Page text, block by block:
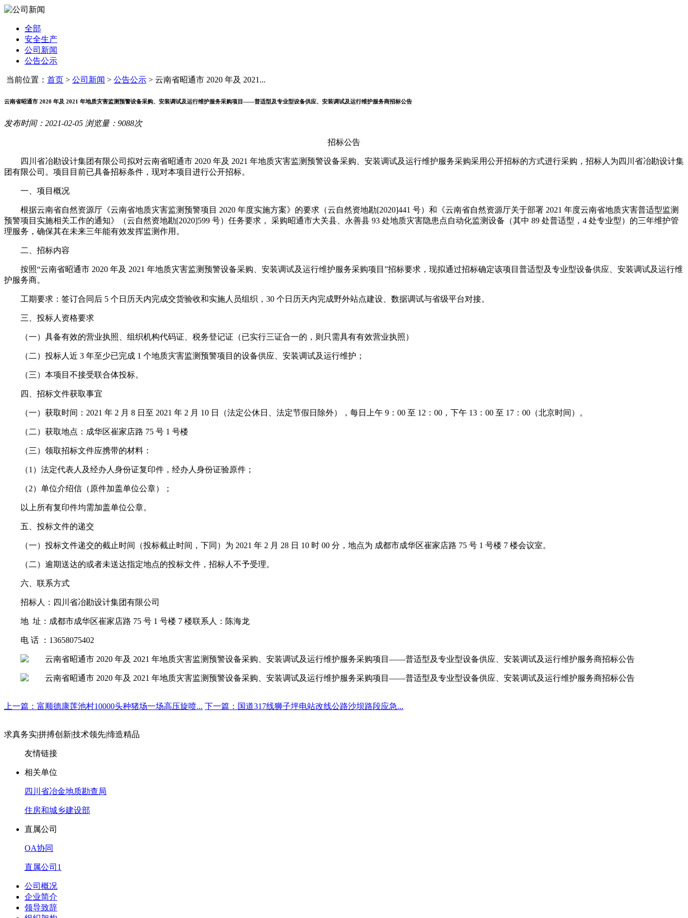
全部
安全生产
公司新闻
公告公示
当前位置： 首页 > 公司新闻 > 公告公示 > 云南省昭通市 2020 年及 2021...
云南省昭通市 2020 年及 2021 年地质灾害监测预警设备采购、安装调试及运行维护服务采购项目——普适型及专业型设备供应、安装调试及运行维护服务商招标公告
发布时间：2021-02-05 浏览量：9088次
招标公告
四川省冶勘设计集团有限公司拟对云南省昭通市 2020 年及 2021 年地质灾害监测预警设备采购、安装调试及运行维护服务采购采用公开招标的方式进行采购，招标人为四川省冶勘设计集
团有限公司。项目目前已具备招标条件，现对本项目进行公开招标。
一、项目概况
根据云南省自然资源厅《云南省地质灾害监测预警项目 2020 年度实施方案》的要求（云自然资地勘[2020]441 号）和《云南省自然资源厅关于部署 2021 年度云南省地质灾害普适型监测
预警项目实施相关工作的通知》（云自然资地勘[2020]599 号）任务要求， 采购昭通市大关县、永善县 93 处地质灾害隐患点自动化监测设备（其中 89 处普适型，4 处专业型）的三年维护管
理服务，确保其在未来三年能有效发挥监测作用。
二、招标内容
按照“云南省昭通市 2020 年及 2021 年地质灾害监测预警设备采购、安装调试及运行维护服务采购项目”招标要求，现拟通过招标确定该项目普适型及专业型设备供应、安装调试及运行维
护服务商。
工期要求：签订合同后 5 个日历天内完成交货验收和实施人员组织，30 个日历天内完成野外站点建设、数据调试与省级平台对接。
三、投标人资格要求
（一）具备有效的营业执照、组织机构代码证、税务登记证（已实行三证合一的，则只需具有有效营业执照）
（二）投标人近 3 年至少已完成 1 个地质灾害监测预警项目的设备供应、安装调试及运行维护；
（三）本项目不接受联合体投标。
四、招标文件获取事宜
（一）获取时间：2021 年 2 月 8 日至 2021 年 2 月 10 日（法定公休日、法定节假日除外），每日上午 9：00 至 12：00，下午 13：00 至 17：00（北京时间）。
（二）获取地点：成华区崔家店路 75 号 1 号楼
（三）领取招标文件应携带的材料：
（1）法定代表人及经办人身份证复印件，经办人身份证验原件；
（2）单位介绍信（原件加盖单位公章）；
以上所有复印件均需加盖单位公章。
五、投标文件的递交
（一）投标文件递交的截止时间（投标截止时间，下同）为 2021 年 2 月 28 日 10 时 00 分，地点为 成都市成华区崔家店路 75 号 1 号楼 7 楼会议室。
（二）逾期送达的或者未送达指定地点的投标文件，招标人不予受理。
六、联系方式
招标人：四川省冶勘设计集团有限公司
地 址：成都市成华区崔家店路 75 号 1 号楼 7 楼联系人：陈海龙
电 话 ：13658075402
上一篇：富顺德康莲池村10000头种猪场一场高压旋喷... 下一篇：国道317线狮子坪电站改线公路沙坝路段应急...
求真务实|拼搏创新|技术领先|缔造精品
友情链接
相关单位
四川省冶金地质勘查局
住房和城乡建设部
直属公司
OA协同
直属公司1
公司概况
企业简介
领导致辞